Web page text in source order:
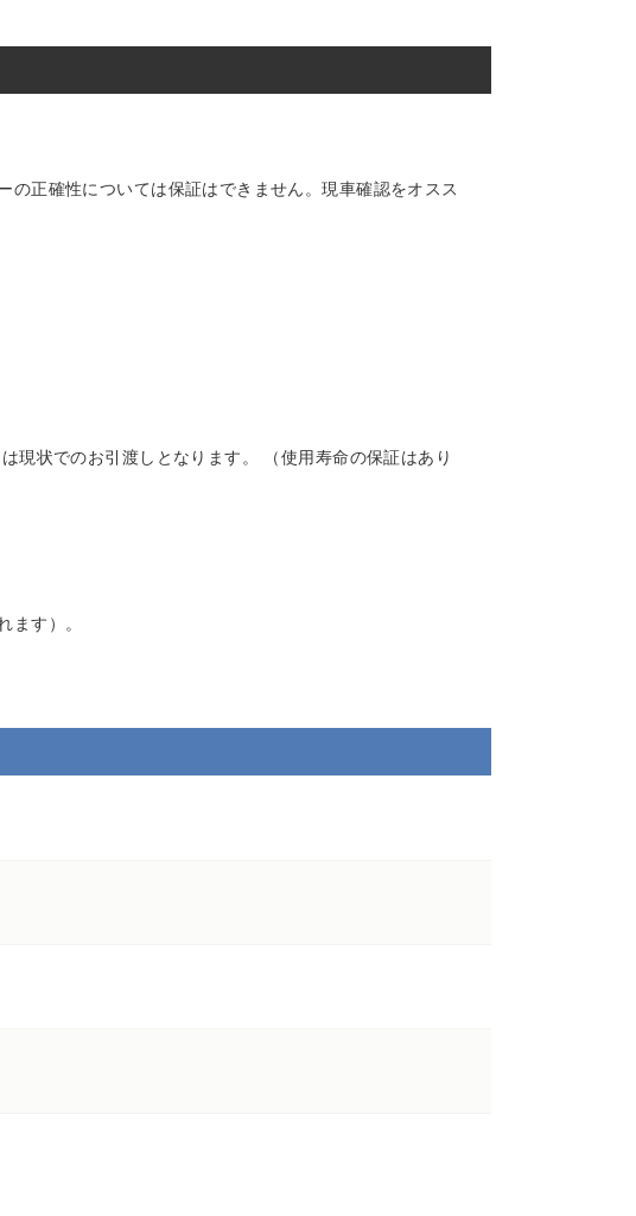
の正確性については保証はできません。現車確認をオスス
現状でのお引渡しとなります。 （使用寿命の保証はあり
ます）。